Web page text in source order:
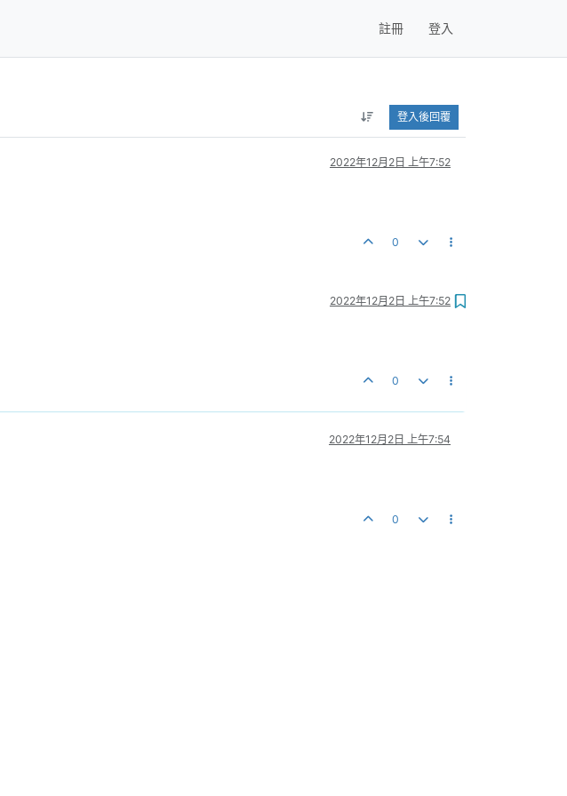
註冊 登入
登入後回覆
2022年12月2日 上午7:52
0
2022年12月2日 上午7:52
0
2022年12月2日 上午7:54
0